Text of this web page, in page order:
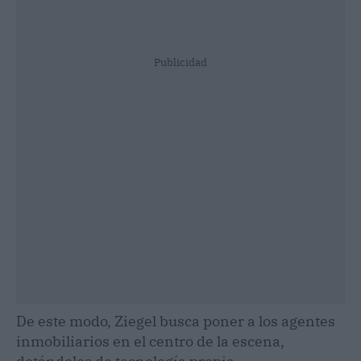
Publicidad
De este modo, Ziegel busca poner a los agentes
inmobiliarios en el centro de la escena,